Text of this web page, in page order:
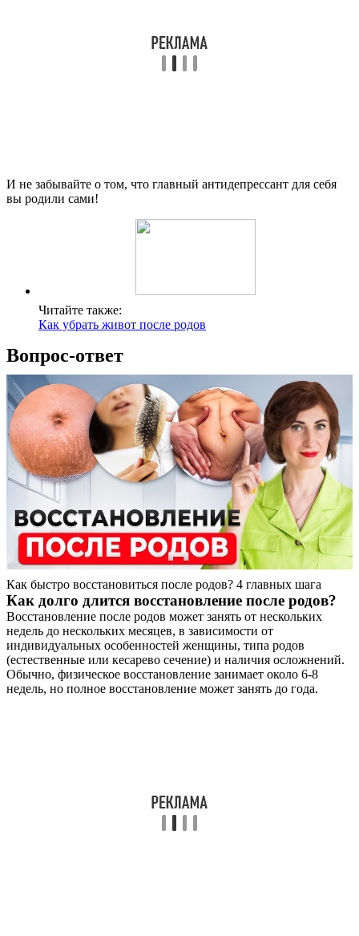
И не забывайте о том, что главный антидепрессант для себя
вы родили сами!
Читайте также:
Как убрать живот после родов
Вопрос-ответ
Как быстро восстановиться после родов? 4 главных шага
Как долго длится восстановление после родов?
Восстановление после родов может занять от нескольких
недель до нескольких месяцев, в зависимости от
индивидуальных особенностей женщины, типа родов
(естественные или кесарево сечение) и наличия осложнений.
Обычно, физическое восстановление занимает около 6-8
недель, но полное восстановление может занять до года.